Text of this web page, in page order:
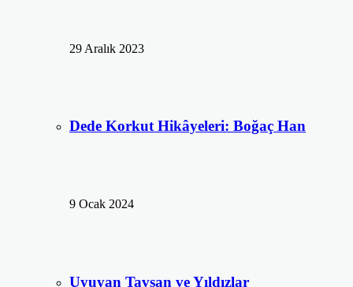
29 Aralık 2023
Dede Korkut Hikâyeleri: Boğaç Han
9 Ocak 2024
Uyuyan Tavşan ve Yıldızlar